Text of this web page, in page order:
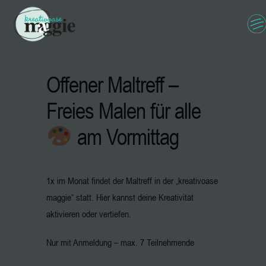
Offener Maltreff –
Freies Malen für alle
am Vormittag
1x im Monat findet der Maltreff in der „kreativoase
maggie“ statt. Hier kannst deine Kreativität
aktivieren oder vertiefen.
Nur mit Anmeldung – max. 7 Teilnehmende